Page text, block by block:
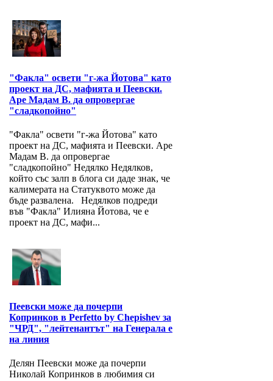
"Факла" освети "г-жа Йотова" като
проект на ДС, мафията и Пеевски.
Аре Мадам В. да опровергае
"сладкопойно"
"Факла" освети "г-жа Йотова" като
проект на ДС, мафията и Пеевски. Аре
Мадам В. да опровергае
"сладкопойно" Недялко Недялков,
който със залп в блога си даде знак, че
калимерата на Статуквото може да
бъде развалена. Недялков подреди
във "Факла" Илияна Йотова, че е
проект на ДС, мафи...
Пеевски може да почерпи
Копринков в Perfetto by Chepishev за
"ЧРД", "лейтенантът" на Генерала е
на линия
Делян Пеевски може да почерпи
Николай Копринков в любимия си